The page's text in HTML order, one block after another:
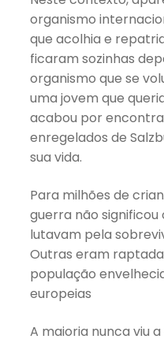
organismo
que acolhia e
ficaram sozinhas
organismo que se
uma jovem que
acabou por
enregelados de
sua vida.
Para milhões de
guerra não significou
lutavam pela
Outras eram
população
europeias
A maioria nunca viu